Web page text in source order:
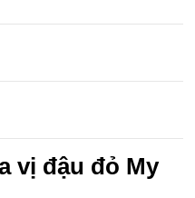
vị đậu đỏ My